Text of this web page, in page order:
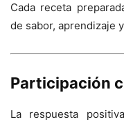
Cada receta
de sabor, aprendizaje
Participación
La respuesta